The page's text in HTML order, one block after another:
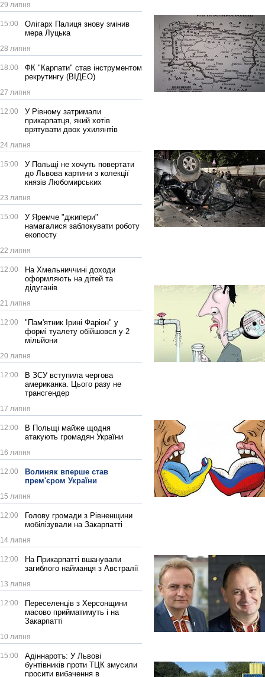
29 липня
15:00
Олігарх Палиця знову змінив
мера Луцька
28 липня
18:00
ФК "Карпати" став інструментом
рекрутингу (ВІДЕО)
27 липня
12:00
У Рівному затримали
прикарпатця, який хотів
врятувати двох ухилянтів
24 липня
15:00
У Польщі не хочуть повертати
до Львова картини з колекції
князів Любомирських
23 липня
15:00
У Яремче "джипери"
намагалися заблокувати роботу
екопосту
22 липня
12:00
На Хмельниччині доходи
оформляють на дітей та
дідуганів
21 липня
12:00
"Пам'ятник Ірині Фаріон" у
формі туалету обійшовся у 2
мільйони
20 липня
12:00
В ЗСУ вступила чергова
американка. Цього разу не
трансгендер
17 липня
12:00
В Польщі майже щодня
атакують громадян України
16 липня
12:00
Волиняк вперше став
прем'єром України
15 липня
12:00
Голову громади з Рівненщини
мобілізували на Закарпатті
14 липня
12:00
На Прикарпатті вшанували
загиблого найманця з Австралії
13 липня
12:00
Переселенців з Херсонщини
масово прийматимуть і на
Закарпатті
10 липня
15:00
Адіннаротъ: У Львові
бунтівників проти ТЦК змусили
просити вибачення в